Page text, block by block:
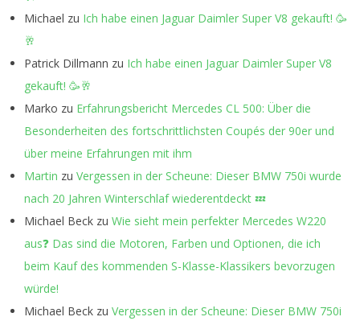
Michael zu Ich habe einen Jaguar Daimler Super V8 gekauft! 🥳
🥂
Patrick Dillmann zu Ich habe einen Jaguar Daimler Super V8
gekauft! 🥳🥂
Marko zu Erfahrungsbericht Mercedes CL 500: Über die
Besonderheiten des fortschrittlichsten Coupés der 90er und
über meine Erfahrungen mit ihm
Martin zu Vergessen in der Scheune: Dieser BMW 750i wurde
nach 20 Jahren Winterschlaf wiederentdeckt 💤
Michael Beck zu Wie sieht mein perfekter Mercedes W220
aus❓ Das sind die Motoren, Farben und Optionen, die ich
beim Kauf des kommenden S-Klasse-Klassikers bevorzugen
würde!
Michael Beck zu Vergessen in der Scheune: Dieser BMW 750i